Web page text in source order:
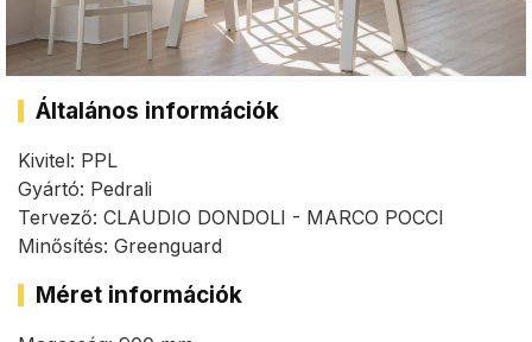
Általános információk
Kivitel: PPL
Gyártó: Pedrali
Tervező: CLAUDIO DONDOLI - MARCO POCCI
Minősítés: Greenguard
Méret információk